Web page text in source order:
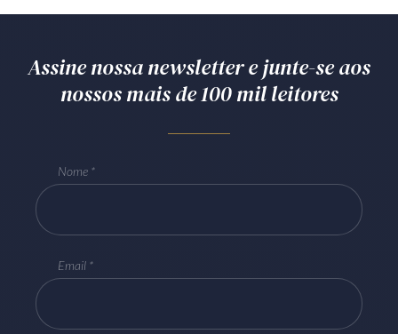
Assine nossa newsletter e junte-se aos
nossos mais de 100 mil leitores
Nome
Email